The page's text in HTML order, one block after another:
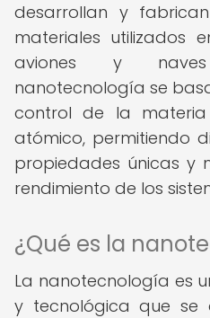
desarrollan y
materiales utilizados
aviones y
nanotecnología se
control de la
atómico, permitiendo
propiedades únicas y
rendimiento de los
¿Qué es la
La nanotecnología es
y tecnológica que